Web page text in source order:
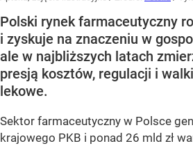
Polski rynek farmaceutyczny
i zyskuje na znaczeniu w
ale w najbliższych latach
presją kosztów, regulacji i
lekowe.
Sektor farmaceutyczny w Polsce
krajowego PKB i ponad 26 mld zł